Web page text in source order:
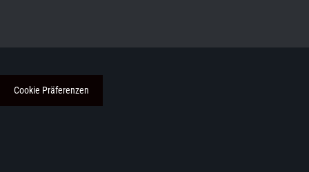
Cookie Präferenzen